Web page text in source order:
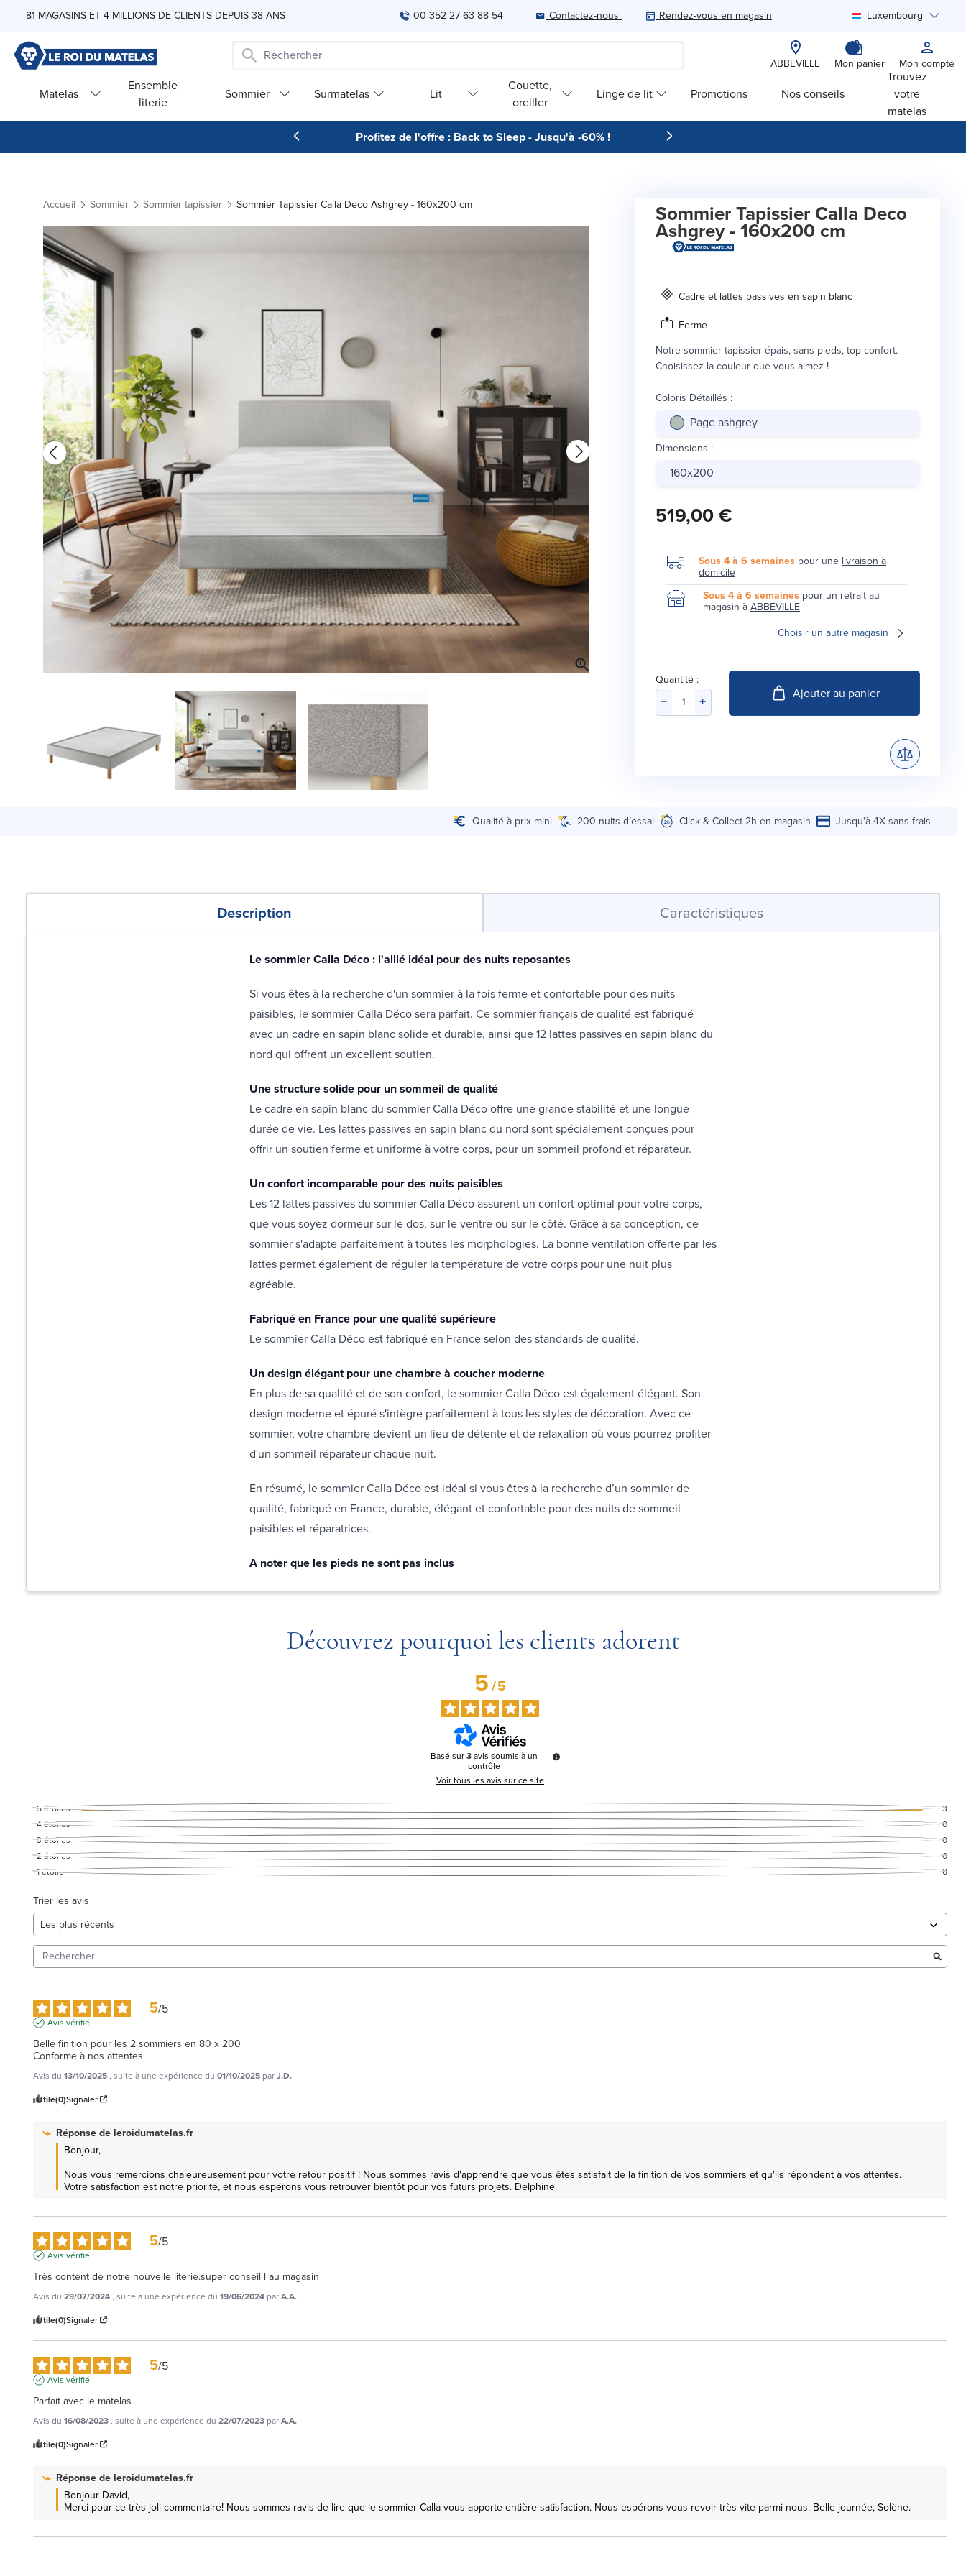
Skip to Content
81 MAGASINS ET 4 MILLIONS DE CLIENTS DEPUIS 38 ANS 00 352 27 63 88 54 Contactez-nous Rendez-vous en magasin Luxembourg
ABBEVILLE Mon panier Mon compte
Matelas
Ensemble
literie
Sommier Surmatelas Lit
Couette,
oreiller
Linge de lit Promotions Nos conseils
Trouvez
votre
matelas
Profitez de l'offre : Back to Sleep - Jusqu'à -60% !
Accueil Sommier Sommier tapissier Sommier Tapissier Calla Deco Ashgrey - 160x200 cm Sommier Tapissier Calla Deco
Ashgrey - 160x200 cm
Cadre et lattes passives en sapin blanc
Ferme
Notre sommier tapissier épais, sans pieds, top confort.
Choisissez la couleur que vous aimez !
Coloris Détaillés :
Page ashgrey
Dimensions :
160x200
519,00 €
Sous 4 à 6 semaines pour unelivraison à
domicile
Sous 4 à 6 semaines pour un retrait au
magasin àABBEVILLE
Choisir un autre magasin
Quantité :
Ajouter au panier
Qualité à prix mini 200 nuits d’essai Click & Collect 2h en magasin Jusqu'à 4X sans frais
Description Caractéristiques
Le sommier Calla Déco : l'allié idéal pour des nuits reposantes
Si vous êtes à la recherche d'un sommier à la fois ferme et confortable pour des nuits
paisibles, le sommier Calla Déco sera parfait. Ce sommier français de qualité est fabriqué
avec un cadre en sapin blanc solide et durable, ainsi que 12 lattes passives en sapin blanc du
nord qui offrent un excellent soutien.
Une structure solide pour un sommeil de qualité
Le cadre en sapin blanc du sommier Calla Déco offre une grande stabilité et une longue
durée de vie. Les lattes passives en sapin blanc du nord sont spécialement conçues pour
offrir un soutien ferme et uniforme à votre corps, pour un sommeil profond et réparateur.
Un confort incomparable pour des nuits paisibles
Les 12 lattes passives du sommier Calla Déco assurent un confort optimal pour votre corps,
que vous soyez dormeur sur le dos, sur le ventre ou sur le côté. Grâce à sa conception, ce
sommier s'adapte parfaitement à toutes les morphologies. La bonne ventilation offerte par les
lattes permet également de réguler la température de votre corps pour une nuit plus
agréable.
Fabriqué en France pour une qualité supérieure
Le sommier Calla Déco est fabriqué en France selon des standards de qualité.
Un design élégant pour une chambre à coucher moderne
En plus de sa qualité et de son confort, le sommier Calla Déco est également élégant. Son
design moderne et épuré s'intègre parfaitement à tous les styles de décoration. Avec ce
sommier, votre chambre devient un lieu de détente et de relaxation où vous pourrez profiter
d'un sommeil réparateur chaque nuit.
En résumé, le sommier Calla Déco est idéal si vous êtes à la recherche d’un sommier de
qualité, fabriqué en France, durable, élégant et confortable pour des nuits de sommeil
paisibles et réparatrices.
A noter que les pieds ne sont pas inclus
Découvrez pourquoi les clients adorent
5/5
Basé sur3avis soumis à un
contrôle
Voir tous les avis sur ce site
5étoiles
3
4étoiles
0
3 étoiles
0
2étoiles
0
1étoile 0
Trier les avis
5/5
Avis vérifié
Belle finition pour les 2 sommiers en 80 x 200
Conforme à nos attentes
Avis du 13/10/2025, suite à une expérience du 01/10/2025 parJ.D.
Utile(0)Signaler
Réponse deleroidumatelas.fr
Bonjour,
Nous vous remercions chaleureusement pour votre retour positif ! Nous sommes ravis d'apprendre que vous êtes satisfait de la finition de vos sommiers et qu'ils répondent à vos attentes.
Votre satisfaction est notre priorité, et nous espérons vous retrouver bientôt pour vos futurs projets. Delphine.
5/5
Avis vérifié
Très content de notre nouvelle literie.super conseil l au magasin
Avis du 29/07/2024, suite à une expérience du 19/06/2024 parA.A.
Utile(0)Signaler
5/5
Avis vérifié
Parfait avec le matelas
Avis du 16/08/2023, suite à une expérience du 22/07/2023 parA.A.
Utile(0)Signaler
Réponse deleroidumatelas.fr
Bonjour David,
Merci pour ce très joli commentaire! Nous sommes ravis de lire que le sommier Calla vous apporte entière satisfaction. Nous espérons vous revoir très vite parmi nous. Belle journée, Solène.